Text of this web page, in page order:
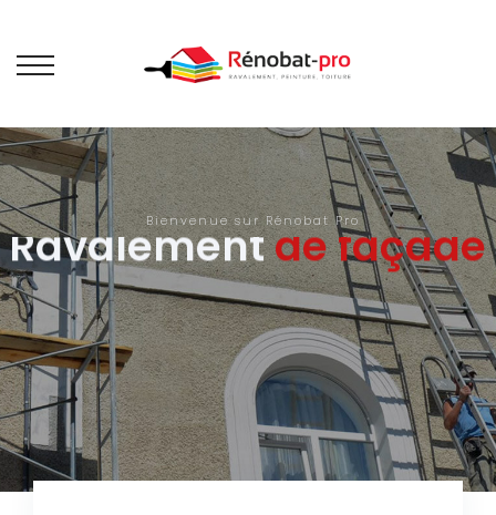
Bienvenue sur Rénobat Pro
Ravalementde façade